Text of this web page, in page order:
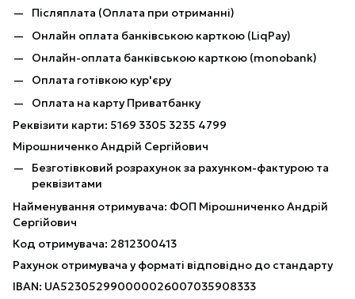
Післяплата (Оплата при отриманні)
Онлайн оплата банківською карткою (LiqPay)
Онлайн-оплата банківською карткою (monobank)
Оплата готівкою кур'єру
Оплата на карту Приватбанку
Реквізити карти: 5169 3305 3235 4799
Мірошниченко Андрій Сергійович
Безготівковий розрахунок за рахунком-фактурою та
реквізитами
Найменування отримувача: ФОП Мірошниченко Андрій
Сергійович
Код отримувача: 2812300413
Рахунок отримувача у форматі відповідно до стандарту
IBAN: UA523052990000026007035908333